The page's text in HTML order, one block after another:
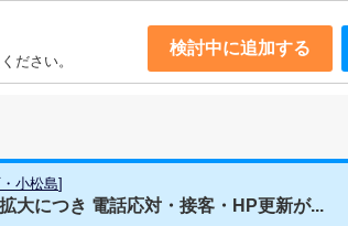
ださい。
検討中に追加する
小松島]
大につき 電話応対・接客・HP更新が...